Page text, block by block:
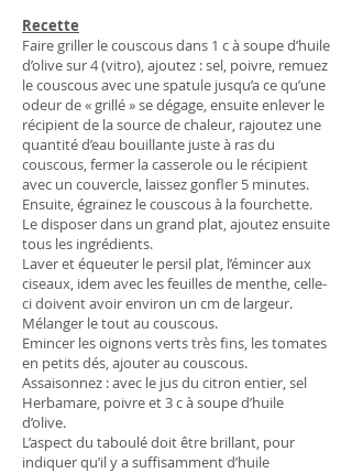
Recette
Faire griller le couscous dans 1 c à soupe d’huile
d’olive sur 4 (vitro), ajoutez : sel, poivre, remuez
le couscous avec une spatule jusqu’a ce qu’une
odeur de « grillé » se dégage, ensuite enlever le
récipient de la source de chaleur, rajoutez une
quantité d’eau bouillante juste à ras du
couscous, fermer la casserole ou le récipient
avec un couvercle, laissez gonfler 5 minutes.
Ensuite, égrainez le couscous à la fourchette.
Le disposer dans un grand plat, ajoutez ensuite
tous les ingrédients.
Laver et équeuter le persil plat, l’émincer aux
ciseaux, idem avec les feuilles de menthe, celle-
ci doivent avoir environ un cm de largeur.
Mélanger le tout au couscous.
Emincer les oignons verts très fins, les tomates
en petits dés, ajouter au couscous.
Assaisonnez : avec le jus du citron entier, sel
Herbamare, poivre et 3 c à soupe d’huile
d’olive.
L’aspect du taboulé doit être brillant, pour
indiquer qu’il y a suffisamment d’huile